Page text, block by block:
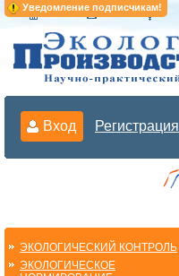
Уведомление подписчикам!
Вход Регистрация
ЭКОЛОГИЧЕСКИЙ КОНТРОЛЬ
ЭКОЛОГИЧЕСКОЕ